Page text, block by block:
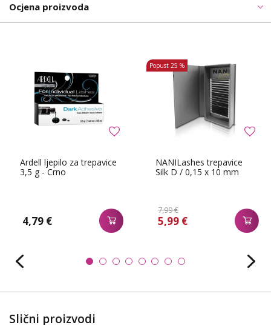
Ocjena proizvoda
Ardell ljepilo za trepavice
3,5 g - Crno
4,79 €
NANILashes trepavice
Silk D / 0,15 x 10 mm
7,99 €
5,99 €
Popust 25 %
Slični proizvodi